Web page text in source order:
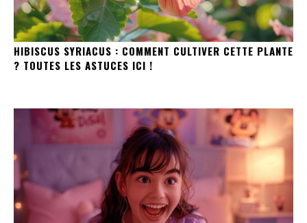
HIBISCUS SYRIACUS : COMMENT CULTIVER CETTE PLANTE
? TOUTES LES ASTUCES ICI !